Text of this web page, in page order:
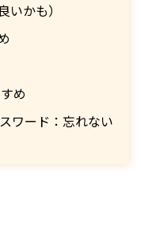
かも）
め
ワード：忘れない